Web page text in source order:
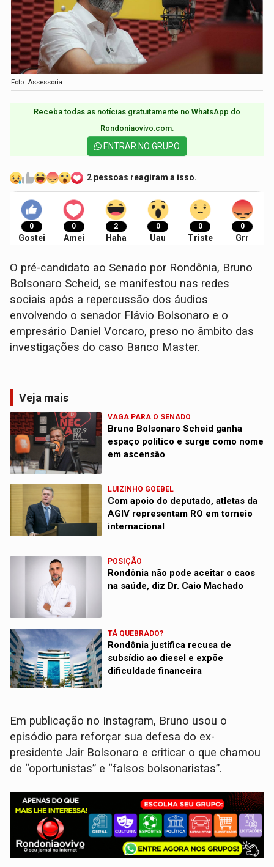
Foto: Assessoria
Receba todas as notícias gratuitamente no WhatsApp do
Rondoniaovivo.com.​
ENTRAR NO GRUPO
2 pessoas reagiram a isso.
0
Gostei
0
Amei
2
Haha
0
Uau
0
Triste
0
Grr
O pré-candidato ao Senado por Rondônia, Bruno
Bolsonaro Scheid, se manifestou nas redes
sociais após a repercussão dos áudios
envolvendo o senador Flávio Bolsonaro e o
empresário Daniel Vorcaro, preso no âmbito das
investigações do caso Banco Master.
Veja mais
VAGA PARA O SENADO
Bruno Bolsonaro Scheid ganha
espaço político e surge como nome
em ascensão
LUIZINHO GOEBEL
Com apoio do deputado, atletas da
AGIV representam RO em torneio
internacional
POSIÇÃO
Rondônia não pode aceitar o caos
na saúde, diz Dr. Caio Machado
TÁ QUEBRADO?
Rondônia justifica recusa de
subsídio ao diesel e expõe
dificuldade financeira
Em publicação no Instagram, Bruno usou o
episódio para reforçar sua defesa do ex-
presidente Jair Bolsonaro e criticar o que chamou
de “oportunistas” e “falsos bolsonaristas”.